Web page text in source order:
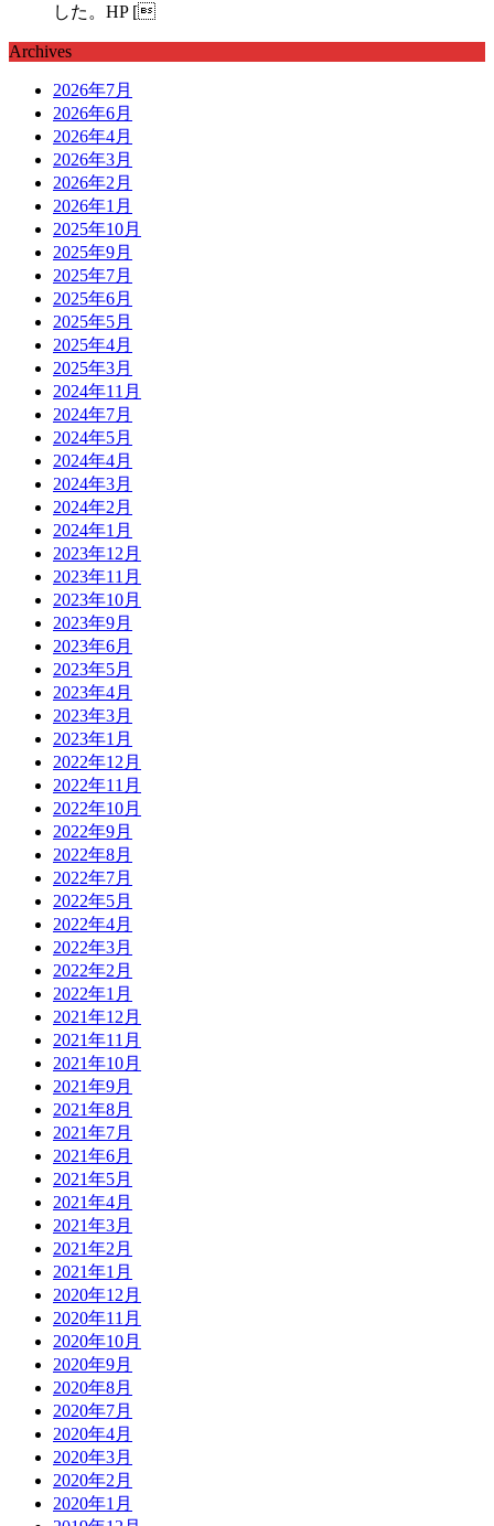
した。HP [
Archives
2026年7月
2026年6月
2026年4月
2026年3月
2026年2月
2026年1月
2025年10月
2025年9月
2025年7月
2025年6月
2025年5月
2025年4月
2025年3月
2024年11月
2024年7月
2024年5月
2024年4月
2024年3月
2024年2月
2024年1月
2023年12月
2023年11月
2023年10月
2023年9月
2023年6月
2023年5月
2023年4月
2023年3月
2023年1月
2022年12月
2022年11月
2022年10月
2022年9月
2022年8月
2022年7月
2022年5月
2022年4月
2022年3月
2022年2月
2022年1月
2021年12月
2021年11月
2021年10月
2021年9月
2021年8月
2021年7月
2021年6月
2021年5月
2021年4月
2021年3月
2021年2月
2021年1月
2020年12月
2020年11月
2020年10月
2020年9月
2020年8月
2020年7月
2020年4月
2020年3月
2020年2月
2020年1月